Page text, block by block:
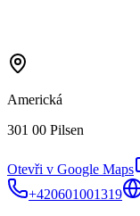
Americká
301 00 Pilsen
Otevři v Google Maps
+420601001319